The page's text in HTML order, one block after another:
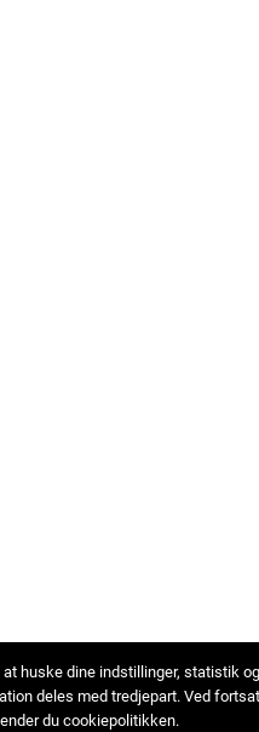
huske dine indstillinger, statistik
deles med tredjepart. Ved
du cookiepolitikken.